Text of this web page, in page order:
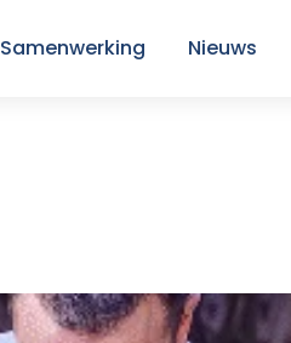
Samenwerking Nieuws